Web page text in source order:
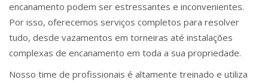
encanamento podem ser estressantes e inconvenientes.
Por isso, oferecemos serviços completos para resolver
tudo, desde vazamentos em torneiras até instalações
complexas de encanamento em toda a sua propriedade.
Nosso time de profissionais é altamente treinado e utiliza